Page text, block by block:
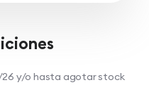
26 y/o hasta agotar stock